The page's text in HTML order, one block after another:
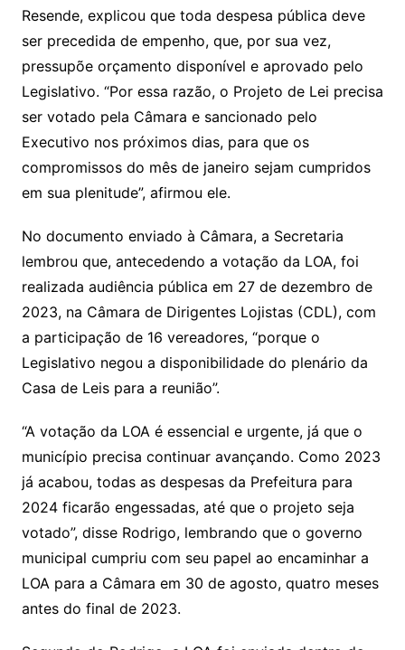
Resende, explicou que toda despesa pública deve
ser precedida de empenho, que, por sua vez,
pressupõe orçamento disponível e aprovado pelo
Legislativo. “Por essa razão, o Projeto de Lei precisa
ser votado pela Câmara e sancionado pelo
Executivo nos próximos dias, para que os
compromissos do mês de janeiro sejam cumpridos
em sua plenitude”, afirmou ele.
No documento enviado à Câmara, a Secretaria
lembrou que, antecedendo a votação da LOA, foi
realizada audiência pública em 27 de dezembro de
2023, na Câmara de Dirigentes Lojistas (CDL), com
a participação de 16 vereadores, “porque o
Legislativo negou a disponibilidade do plenário da
Casa de Leis para a reunião”.
“A votação da LOA é essencial e urgente, já que o
município precisa continuar avançando. Como 2023
já acabou, todas as despesas da Prefeitura para
2024 ficarão engessadas, até que o projeto seja
votado”, disse Rodrigo, lembrando que o governo
municipal cumpriu com seu papel ao encaminhar a
LOA para a Câmara em 30 de agosto, quatro meses
antes do final de 2023.